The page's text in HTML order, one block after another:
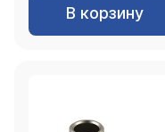
В корзину